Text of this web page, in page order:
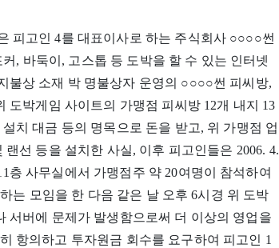
피고인 4를 대표이사로 하는 주식회사 ○○○○썬
, 바둑이, 고스톱 등 도박을 할 수 있는 인터넷
불상 소재 박 명불상자 운영의 ○○○○썬 피씨방,
박게임 사이트의 가맹점 피씨방 12개 내지 13
치 대금 등의 명목으로 돈을 받고, 위 가맹점 업
선 등을 설치한 사실, 이후 피고인들은 2006. 4.
층 사무실에서 가맹점주 약 20여명이 참석하여
는 모임을 한 다음 같은 날 오후 6시경 위 도박
서버에 문제가 발생함으로써 더 이상의 영업을
항의하고 투자원금 회수를 요구하여 피고인 1